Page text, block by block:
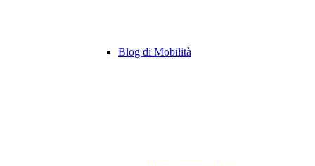
Blog di Mobilità